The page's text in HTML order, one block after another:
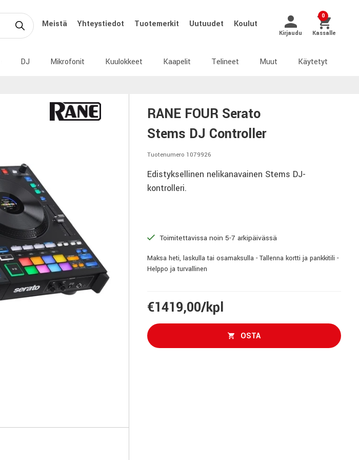
Meistä Yhteystiedot Tuotemerkit Uutuudet Koulut
Kirjaudu
0
Kassalle
DJ Mikrofonit Kuulokkeet Kaapelit Telineet Muut Käytetyt
RANE FOUR Serato
Stems DJ Controller
Tuotenumero 1079926
Edistyksellinen nelikanavainen Stems DJ-
kontrolleri.
Toimitettavissa noin 5-7 arkipäivässä
Maksa heti, laskulla tai osamaksulla - Tallenna kortti ja pankkitili -
Helppo ja turvallinen
€1419,00/kpl
OSTA